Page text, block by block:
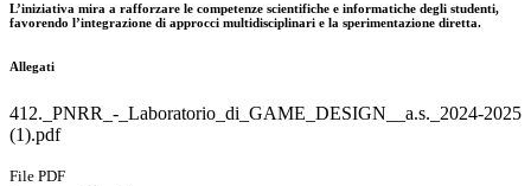
L’iniziativa mira a rafforzare le competenze scientifiche e informatiche degli studenti,
favorendo l’integrazione di approcci multidisciplinari e la sperimentazione diretta.
Allegati
412._PNRR_-_Laboratorio_di_GAME_DESIGN__a.s._2024-2025
(1).pdf
File PDF